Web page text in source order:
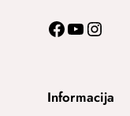
Facebook YouTube Instagram
Informacija